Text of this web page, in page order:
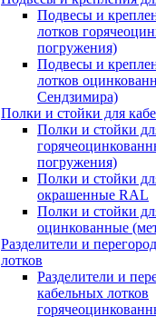
Подвесы и
лотков
погружения)
Подвесы и
лотков
Сендзимира)
Полки и стойки для
Полки и стойки
погружения)
Полки и стойки
окрашенные RAL
Полки и стойки
оцинкованные
Разделители и
лотков
Разделители и
кабельных лотков